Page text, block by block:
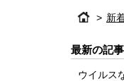
新
最新の記事
ウイルス